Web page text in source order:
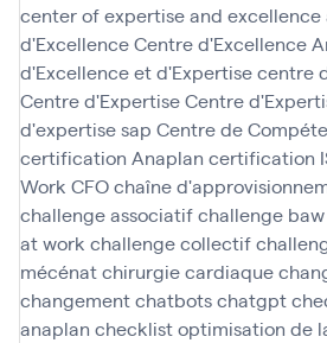
center of expertise and excellence
d'ExcellenceCentre d'Excellence
d'Excellence et d'Expertisecentre
Centre d'ExpertiseCentre
d'expertise sap Centre de
certification Anaplan certification
Work CFOchaîne
challenge associatifchallenge baw
at work challenge collectif
mécénat chirurgie cardiaque
changementchatbotschatgpt
anaplan checklist optimisation de